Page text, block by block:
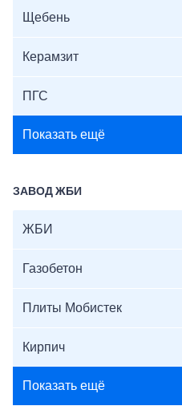
Щебень
Керамзит
ПГС
Показать ещё
ЗАВОД ЖБИ
ЖБИ
Газобетон
Плиты Мобистек
Кирпич
Показать ещё